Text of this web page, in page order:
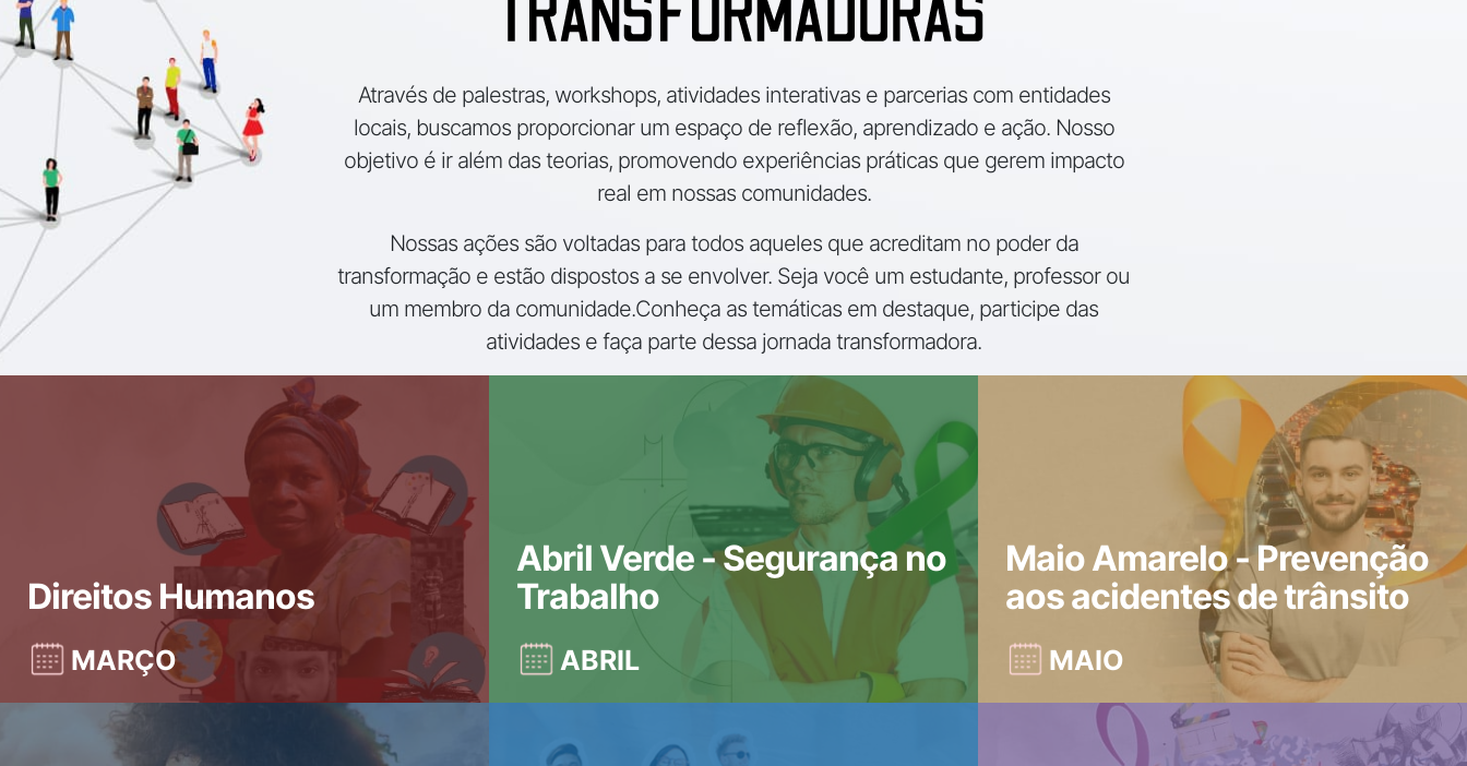
Através de palestras, workshops, atividades interativas e parcerias com entidades
locais, buscamos proporcionar um espaço de reflexão, aprendizado e ação. Nosso
objetivo é ir além das teorias, promovendo experiências práticas que gerem impacto
real em nossas comunidades.
Nossas ações são voltadas para todos aqueles que acreditam no poder da
transformação e estão dispostos a se envolver. Seja você um estudante, professor ou
um membro da comunidade.Conheça as temáticas em destaque, participe das
atividades e faça parte dessa jornada transformadora.
Direitos Humanos
MARÇO
Abril Verde - Segurança no
Trabalho
ABRIL
Maio Amarelo - Prevenção
aos acidentes de trânsito
MAIO